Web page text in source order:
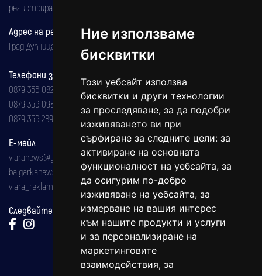
Ние използваме
бисквитки
Този уебсайт използва
бисквитки и други технологии
за проследяване, за да подобри
изживяването ви при
сърфиране за следните цели: за
активиране на основната
функционалност на уебсайта, за
да осигурим по-добро
изживяване на уебсайта, за
измерване на вашия интерес
към нашите продукти и услуги
и за персонализиране на
маркетинговите
взаимодействия, за
регистрирана на 08.05.2002 година.
Адрес на редакцията
Град Дупница, ул.''Христо Ботев" 43
Телефони за реклама и абонаменти
0879 356 082
0879 356 098
0879 356 289
Е-мейл
viaranews@gmail.com
balgarkanews@gmail.com
viara_reklama@mail.bg
Следвайте ни: